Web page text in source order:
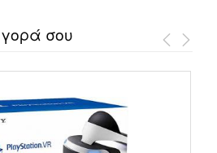
σου